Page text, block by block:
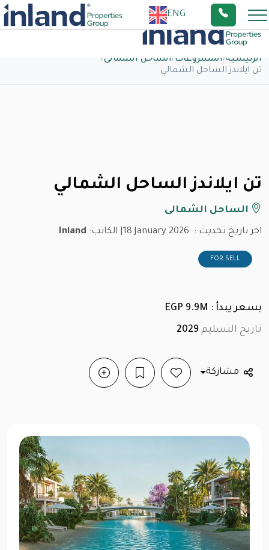
ENG
الرئيسية/المشروعات/الساحل الشمالى/
تن ايلاندز الساحل الشمالي
تن ايلاندز الساحل الشمالي
الساحل الشمالى
اخر تاريخ تحديث : 18 January 2026 | الكاتب: Inland
FOR SELL
بسعر يبدأ : EGP 9.9M
تاريخ التسليم 2029
مشاركة